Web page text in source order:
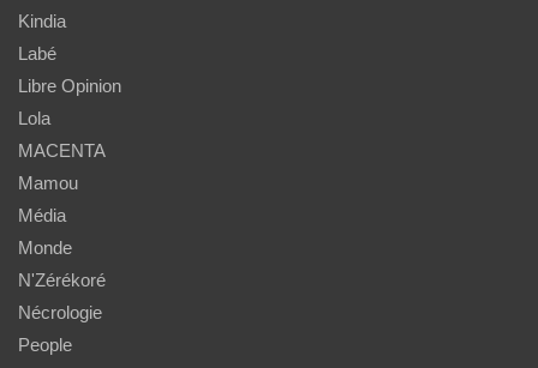
Kindia
Labé
Libre Opinion
Lola
MACENTA
Mamou
Média
Monde
N'Zérékoré
Nécrologie
People